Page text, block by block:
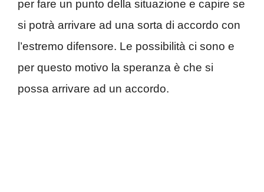
per fare un punto della situazione e capire se
si potrà arrivare ad una sorta di accordo con
l’estremo difensore. Le possibilità ci sono e
per questo motivo la speranza è che si
possa arrivare ad un accordo.